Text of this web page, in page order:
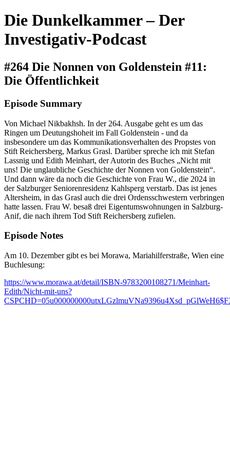
Die Dunkelkammer – Der
Investigativ-Podcast
#264 Die Nonnen von Goldenstein #11:
Die Öffentlichkeit
Episode Summary
Von Michael Nikbakhsh. In der 264. Ausgabe geht es um das
Ringen um Deutungshoheit im Fall Goldenstein - und da
insbesondere um das Kommunikationsverhalten des Propstes von
Stift Reichersberg, Markus Grasl. Darüber spreche ich mit Stefan
Lassnig und Edith Meinhart, der Autorin des Buches „Nicht mit
uns! Die unglaubliche Geschichte der Nonnen von Goldenstein“.
Und dann wäre da noch die Geschichte von Frau W., die 2024 in
der Salzburger Seniorenresidenz Kahlsperg verstarb. Das ist jenes
Altersheim, in das Grasl auch die drei Ordensschwestern verbringen
hatte lassen. Frau W. besaß drei Eigentumswohnungen in Salzburg-
Anif, die nach ihrem Tod Stift Reichersberg zufielen.
Episode Notes
Am 10. Dezember gibt es bei Morawa, Mariahilferstraße, Wien eine
Buchlesung:
https://www.morawa.at/detail/ISBN-9783200108271/Meinhart-
Edith/Nicht-mit-uns?